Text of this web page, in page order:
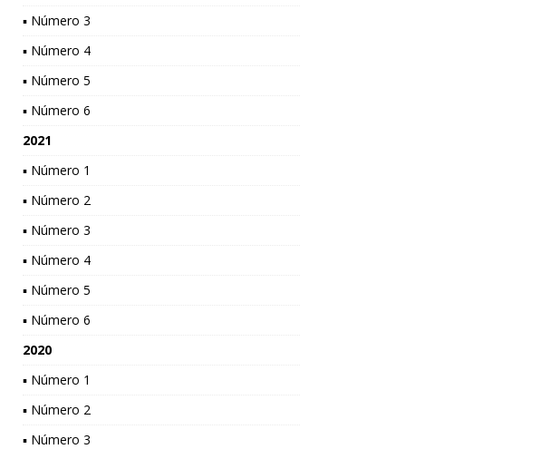
▪ Número 3
▪ Número 4
▪ Número 5
▪ Número 6
2021
▪ Número 1
▪ Número 2
▪ Número 3
▪ Número 4
▪ Número 5
▪ Número 6
2020
▪ Número 1
▪ Número 2
▪ Número 3